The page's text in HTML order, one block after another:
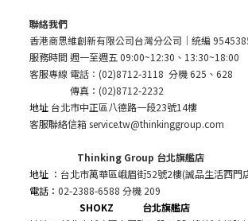
聯絡我們
香港商思維創新有限公司台灣分公司 ｜統編
服務時間 週一至週五 09:00~12:30、13:30~18:00
客服專線 電話：(02)8712-3118 分機 625、628
傳真：(02)8712-2232
地址 台北市中正區八德路一段23號14樓
客服聯絡信箱 service.tw@thinkinggroup.com
Thinking Group 台北旗艦店
地址 ： 台北市萬華區峨眉街52號2樓(誠品生活西門
電話： 02-2388-6588 分機 209
SHOKZ 台北旗艦店